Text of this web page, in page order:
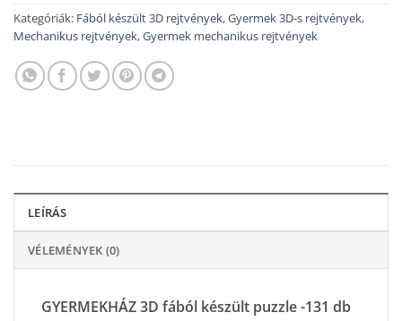
Kategóriák: Fából készült 3D rejtvények,Gyermek 3D-s rejtvények,
Mechanikus rejtvények,Gyermek mechanikus rejtvények
LEÍRÁS
VÉLEMÉNYEK (0)
GYERMEKHÁZ 3D fából készült puzzle -131 db